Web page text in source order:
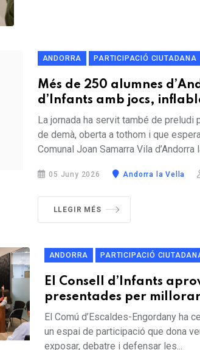
ANDORRA PARTICIPACIÓ CIUTADANA
Més de 250 alumnes
d’Infants amb jocs,
La jornada ha servit també de
de demà, oberta a tothom i que
Comunal Joan Samarra Vila d’Andorra
05 Juny 2026 Andorra la Vella
LLEGIR MÉS
ANDORRA PARTICIPACIÓ
El Consell d’Infants
presentades per
El Comú d’Escaldes-Engordany ha
un espai de participació que dona
exposar, debatre i defensar les...